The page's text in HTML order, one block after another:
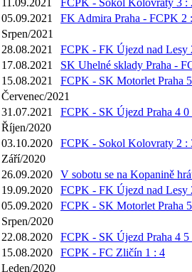
11.09.2021
FCPK - Sokol Kolovraty 3 :
05.09.2021
FK Admira Praha - FCPK 2
Srpen/2021
28.08.2021
FCPK - FK Újezd nad Lesy
17.08.2021
SK Uhelné sklady Praha -
15.08.2021
FCPK - SK Motorlet Praha
Červenec/2021
31.07.2021
FCPK - SK Újezd Praha 4 0
Říjen/2020
03.10.2020
FCPK - Sokol Kolovraty 2 :
Září/2020
26.09.2020
V sobotu se na Kopanině
19.09.2020
FCPK - FK Újezd nad Lesy
05.09.2020
FCPK - SK Motorlet Praha
Srpen/2020
22.08.2020
FCPK - SK Újezd Praha 4 5
15.08.2020
FCPK - FC Zličín 1 : 4
Leden/2020